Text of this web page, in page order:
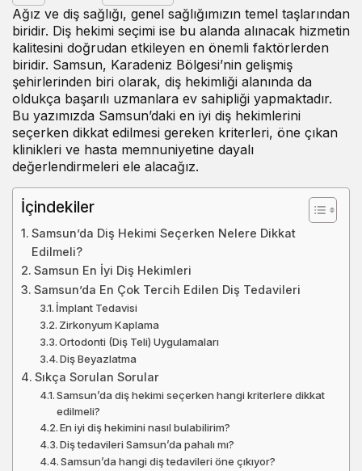
Ağız ve diş sağlığı, genel sağlığımızın temel taşlarından
biridir. Diş hekimi seçimi ise bu alanda alınacak hizmetin
kalitesini doğrudan etkileyen en önemli faktörlerden
biridir. Samsun, Karadeniz Bölgesi’nin gelişmiş
şehirlerinden biri olarak, diş hekimliği alanında da
oldukça başarılı uzmanlara ev sahipliği yapmaktadır.
Bu yazımızda Samsun’daki en iyi diş hekimlerini
seçerken dikkat edilmesi gereken kriterleri, öne çıkan
klinikleri ve hasta memnuniyetine dayalı
değerlendirmeleri ele alacağız.
İçindekiler
Samsun’da Diş Hekimi Seçerken Nelere Dikkat
Edilmeli?
Samsun En İyi Diş Hekimleri
Samsun’da En Çok Tercih Edilen Diş Tedavileri
İmplant Tedavisi
Zirkonyum Kaplama
Ortodonti (Diş Teli) Uygulamaları
Diş Beyazlatma
Sıkça Sorulan Sorular
Samsun’da diş hekimi seçerken hangi kriterlere dikkat
edilmeli?
En iyi diş hekimini nasıl bulabilirim?
Diş tedavileri Samsun’da pahalı mı?
Samsun’da hangi diş tedavileri öne çıkıyor?